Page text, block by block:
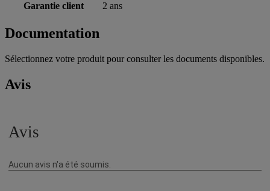
Garantie client
2 ans
Documentation
Sélectionnez votre produit pour consulter les documents disponibles.
Avis